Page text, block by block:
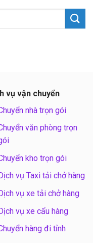
vụ vận chuyển
nhà trọn gói
văn phòng trọn
kho trọn gói
Dịch vụ Taxi tải chở hàng
vụ xe tải chở hàng
vụ xe cẩu hàng
hàng đi tỉnh